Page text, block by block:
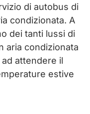
di autobus di
condizionata. A
dei tanti lussi di
aria condizionata
attendere il
estive